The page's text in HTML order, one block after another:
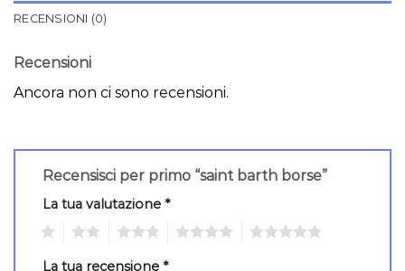
RECENSIONI (0)
Recensioni
Ancora non ci sono recensioni.
Recensisci per primo “saint barth borse”
La tua valutazione *
La tua recensione *